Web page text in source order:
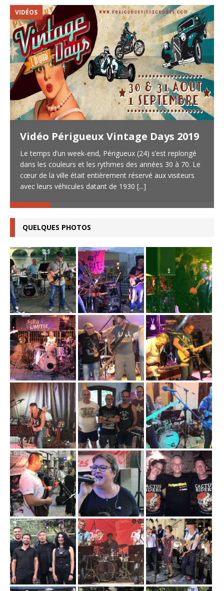
VIDÉOS
Vidéo Périgueux Vintage Days 2019
Le temps d’un week-end, Périgueux (24) s’est replongé
dans les couleurs et les rythmes des années 30 à 70. Le
cœur de la ville était entièrement réservé aux visiteurs
avec leurs véhicules datant de 1930 [...]
QUELQUES PHOTOS